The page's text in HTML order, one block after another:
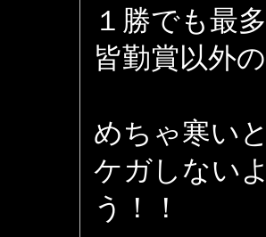
１勝でも最
皆勤賞以外
めちゃ寒い
ケガしない
う！！